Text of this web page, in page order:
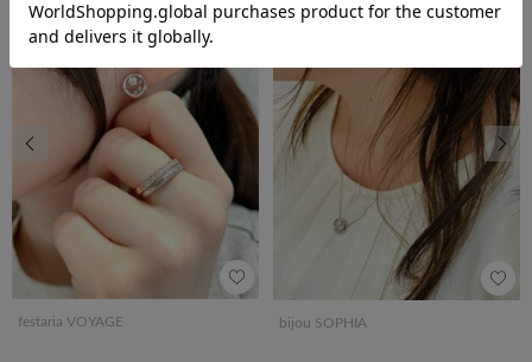
festaria VOYAGE bijou SOPHIA
前の画像 次